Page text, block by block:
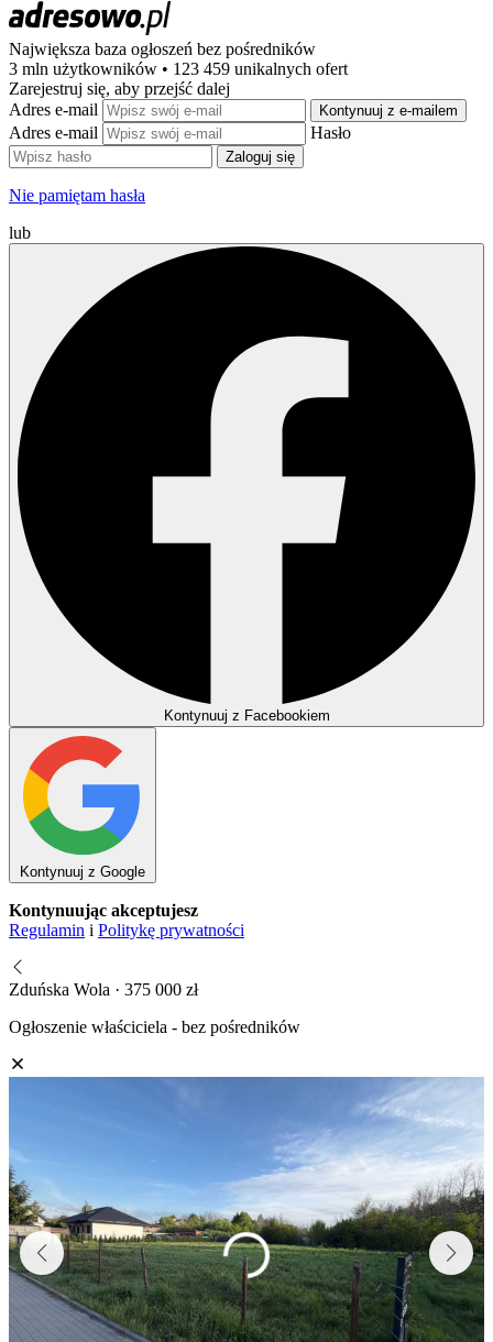
Największa baza ogłoszeń bez pośredników
3 mln użytkowników • 123 459 unikalnych ofert
Zarejestruj się, aby przejść dalej
Adres e-mail
Kontynuuj z e-mailem
Adres e-mail Hasło
Zaloguj się
Nie pamiętam hasła
lub
Kontynuuj z Facebookiem
Kontynuuj z Google
Kontynuując akceptujesz
Regulamin i Politykę prywatności
Zduńska Wola · 375 000 zł
Ogłoszenie właściciela - bez pośredników